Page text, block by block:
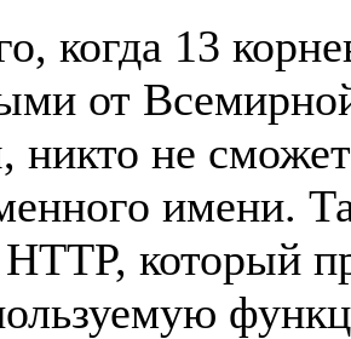
когда 13
от
никто не
имени.
который